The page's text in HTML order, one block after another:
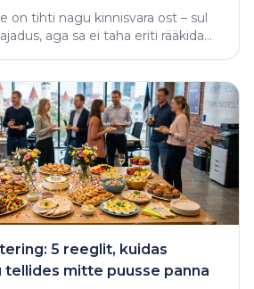
on tihti nagu kinnisvara ost – sul
aga sa ei taha eriti rääkida
5 reeglit, kuidas
mitte puusse panna